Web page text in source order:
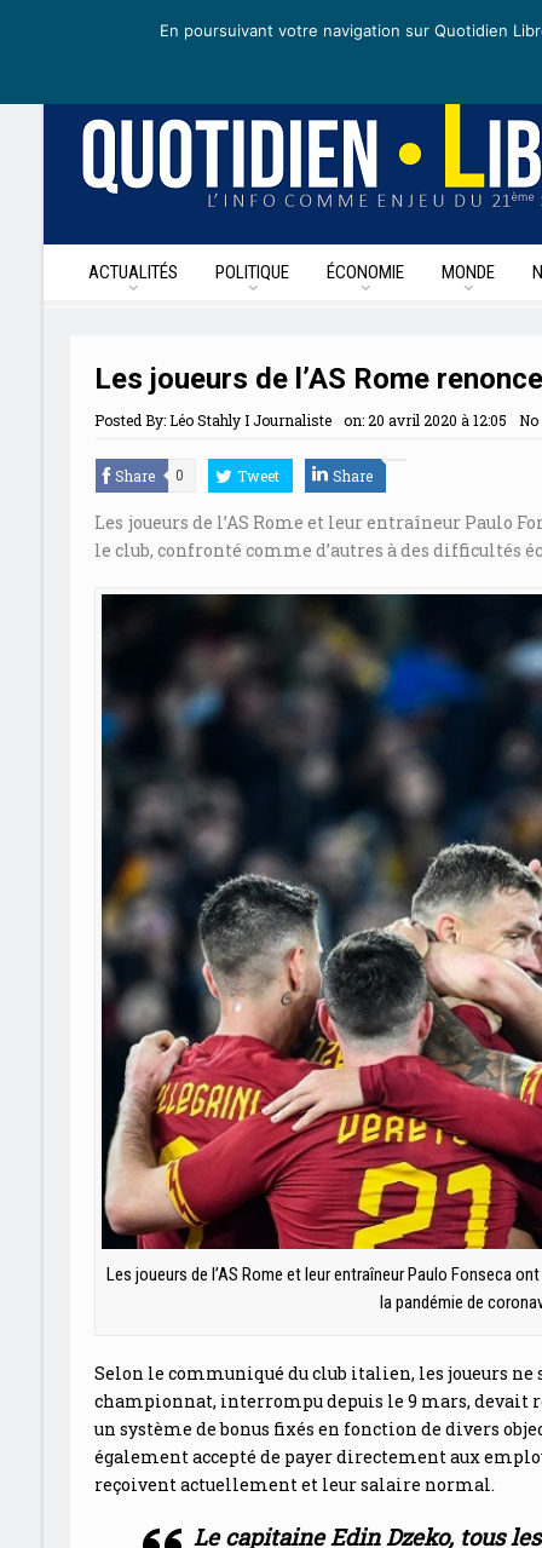
mercredi 22 avril 2020 I Édition de la journéeRecevoir nos
ACTUALITÉS POLITIQUE ÉCONOMIE MONDE
Les joueurs de l’AS Rome
Posted By:Léo Stahly I Journaliste on:20 avril 2020 à 12:05
Share 0 Tweet Share
Les joueurs de l’AS Rome et leur entraîneur Paulo
le club, confronté comme d’autres à des difficultés
Les joueurs de l’AS Rome et leur entraîneur Paulo Fonseca
la pandémie de
Selon le communiqué du club italien, les joueurs
championnat, interrompu depuis le 9 mars, devait
un système de bonus fixés en fonction de divers
également accepté de payer directement aux
reçoivent actuellement et leur salaire normal.
Le capitaine Edin Dzeko, tous
En poursuivant votre navigation sur Quotidien